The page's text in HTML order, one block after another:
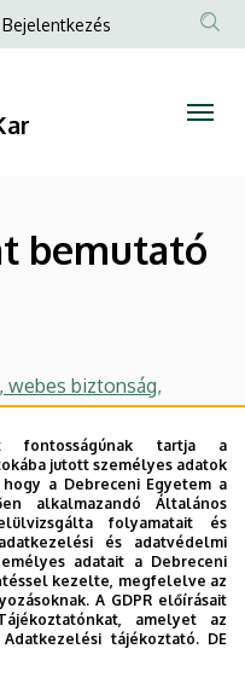
Anonim
Bejelentkezés
bemutató
webes biztonság,
módszerekkel
szenzorok
fontosságúnak tartja a
jutott személyes adatok
a Debreceni Egyetem a
alkalmazandó Általános
folyamatait és
és adatvédelmi
adatait a Debreceni
kezelte, megfelelve az
A GDPR előírásait
amelyet az
Adatkezelési tájékoztató. DE